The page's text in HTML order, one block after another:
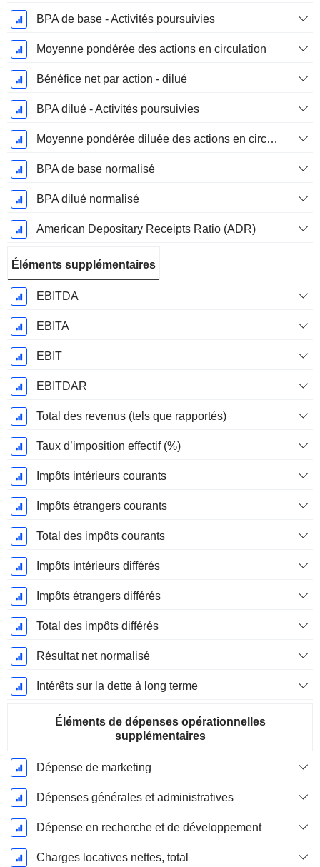
BPA de base - Activités poursuivies
Moyenne pondérée des actions en circulation
Bénéfice net par action - dilué
BPA dilué - Activités poursuivies
Moyenne pondérée diluée des actions en circulation
BPA de base normalisé
BPA dilué normalisé
American Depositary Receipts Ratio (ADR)
Éléments supplémentaires
EBITDA
EBITA
EBIT
EBITDAR
Total des revenus (tels que rapportés)
Taux d’imposition effectif (%)
Impôts intérieurs courants
Impôts étrangers courants
Total des impôts courants
Impôts intérieurs différés
Impôts étrangers différés
Total des impôts différés
Résultat net normalisé
Intérêts sur la dette à long terme
Éléments de dépenses opérationnelles
supplémentaires
Dépense de marketing
Dépenses générales et administratives
Dépense en recherche et de développement
Charges locatives nettes, total